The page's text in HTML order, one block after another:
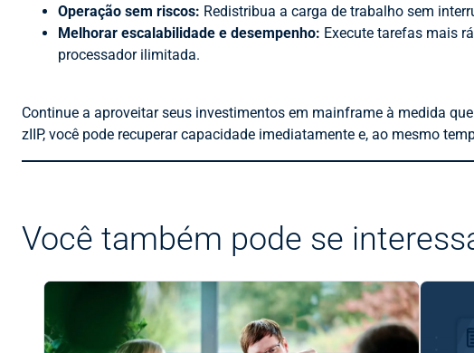
Operação sem riscos: Redistribua a carga de trabalho sem
Melhorar escalabilidade e desempenho: Execute tarefas mais
processador ilimitada.
Continue a aproveitar seus investimentos em mainframe à medida
zIIP, você pode recuperar capacidade imediatamente e, ao mesmo
Você também pode se